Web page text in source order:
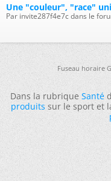
Une "couleur", "race"
Par invite287f4e7c dans le
Fuseau horaire
Dans la rubriqueSanté
produitssur le sport et